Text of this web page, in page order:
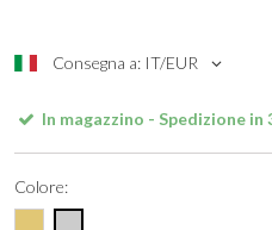
Consegna a: IT/EUR
In magazzino - Spedizione
Colore: